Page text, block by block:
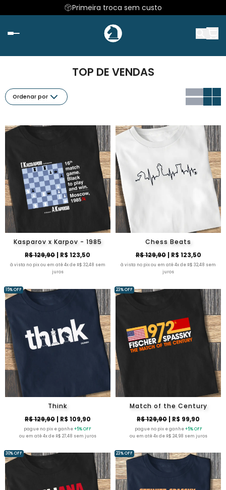
Primeira troca sem custo
TOP DE VENDAS
Ordenar por
Kasparov x Karpov - 1985
R$ 129,90| R$ 123,50
à vista no pix ou em até 4x de R$ 32,48 sem
juros
Chess Beats
R$ 129,90| R$ 123,50
à vista no pix ou em até 4x de R$ 32,48 sem
juros
Think
R$ 129,90| R$ 109,90
pague no pix e ganhe+5% OFF
ou em até 4x de R$ 27,48 sem juros
15% OFF
Match of the Century
R$ 129,90| R$ 99,90
pague no pix e ganhe+5% OFF
ou em até 4x de R$ 24,98 sem juros
23% OFF
30% OFF 23% OFF